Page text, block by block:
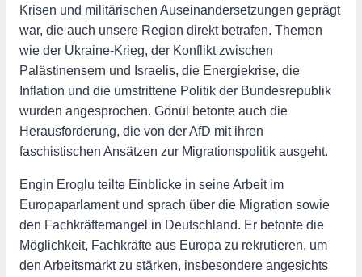
Krisen und militärischen Auseinandersetzungen geprägt
war, die auch unsere Region direkt betrafen. Themen
wie der Ukraine-Krieg, der Konflikt zwischen
Palästinensern und Israelis, die Energiekrise, die
Inflation und die umstrittene Politik der Bundesrepublik
wurden angesprochen. Gönül betonte auch die
Herausforderung, die von der AfD mit ihren
faschistischen Ansätzen zur Migrationspolitik ausgeht.
Engin Eroglu teilte Einblicke in seine Arbeit im
Europaparlament und sprach über die Migration sowie
den Fachkräftemangel in Deutschland. Er betonte die
Möglichkeit, Fachkräfte aus Europa zu rekrutieren, um
den Arbeitsmarkt zu stärken, insbesondere angesichts